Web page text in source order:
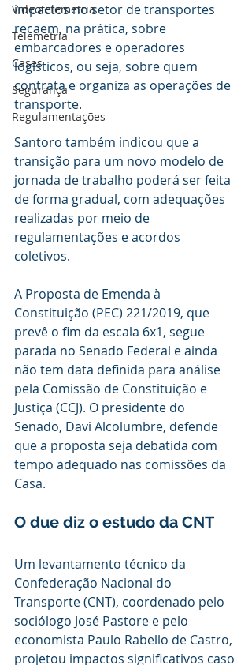
Videotelemetria
Telemetria
Cases
Segurança
Regulamentações
impactos no setor de transportes
recaem, na prática, sobre
embarcadores e operadores
logísticos, ou seja, sobre quem
contrata e organiza as operações de
transporte.
Santoro também indicou que a
transição para um novo modelo de
jornada de trabalho poderá ser feita
de forma gradual, com adequações
realizadas por meio de
regulamentações e acordos
coletivos.
A Proposta de Emenda à
Constituição (PEC) 221/2019, que
prevê o fim da escala 6x1, segue
parada no Senado Federal e ainda
não tem data definida para análise
pela Comissão de Constituição e
Justiça (CCJ). O presidente do
Senado, Davi Alcolumbre, defende
que a proposta seja debatida com
tempo adequado nas comissões da
Casa.
O due diz o estudo da CNT
Um levantamento técnico da
Confederação Nacional do
Transporte (CNT), coordenado pelo
sociólogo José Pastore e pelo
economista Paulo Rabello de Castro,
projetou impactos significativos caso